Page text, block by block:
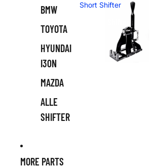
BMW
TOYOTA
HYUNDAI
I30N
MAZDA
ALLE
SHIFTER
Short Shifter
MORE PARTS